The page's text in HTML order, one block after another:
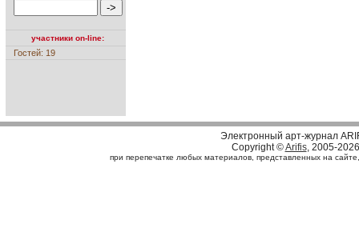
участники on-line:
Гостей: 19
Электронный арт-журнал
Copyright ©Arifis, 2005-2026
при перепечатке любых материалов, представленных на